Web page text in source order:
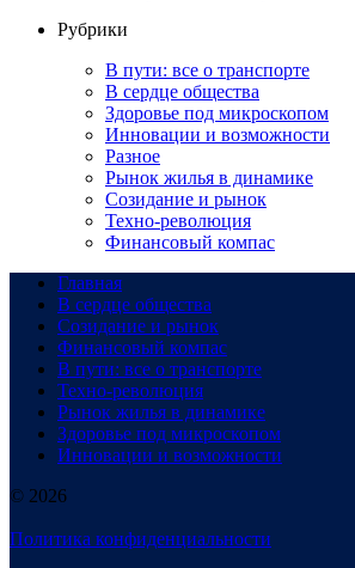
Рубрики
В пути: все о транспорте
В сердце общества
Здоровье под микроскопом
Инновации и возможности
Разное
Рынок жилья в динамике
Созидание и рынок
Техно-революция
Финансовый компас
Главная
В сердце общества
Созидание и рынок
Финансовый компас
В пути: все о транспорте
Техно-революция
Рынок жилья в динамике
Здоровье под микроскопом
Инновации и возможности
© 2026
Политика конфиденциальности